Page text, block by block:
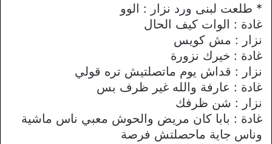
* طلعت لبنى ورد نزار : الوو
غادة : الوات كيف الحال
نزار : مش كويس
غادة : خيرك نزورة
نزار : قداش يوم ماتصلتيش تره قولي
غادة : عارفة والله غير ظرف بس
نزار : شن ظرفك
غادة : بابا كان مريض والحوش معبي ناس ماشية
وناس جاية ماحصلتش فرصة